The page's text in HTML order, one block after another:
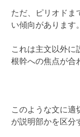
ただ、ピリオドま
い傾向があります。
これは主文以外に
根幹への焦点が合
このような文に適
が説明部かを区分